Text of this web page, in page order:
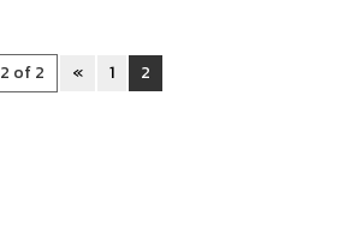
2 of 2 « 1 2